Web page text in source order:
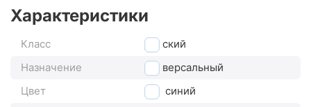
Характеристики
Класс
детский
Назначение
универсальный
Цвет
синий